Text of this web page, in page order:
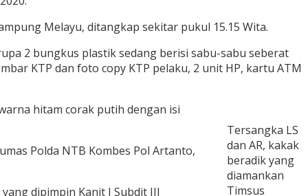
Melayu, ditangkap sekitar pukul 15.15 Wita.
2 bungkus plastik sedang berisi sabu-sabu seberat
KTP dan foto copy KTP pelaku, 2 unit HP, kartu ATM
Tersangka LS
dan AR, kakak
beradik yang
diamankan
Timsus
hitam corak putih dengan isi
Polda NTB Kombes Pol Artanto,
dipimpin Kanit I Subdit III